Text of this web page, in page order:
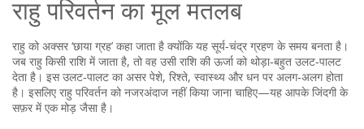
राहु परिवर्तन का मूल मतलब
राहु को अक्सर ‘छाया ग्रह’ कहा जाता है क्योंकि यह सूर्य‑चंद्र ग्रहण के समय बनता है।
जब राहु किसी राशि में जाता है, तो वह उसी राशि की ऊर्जा को थोड़ा‑बहुत उलट‑पालट
देता है। इस उलट‑पालट का असर पेशे, रिश्ते, स्वास्थ्य और धन पर अलग‑अलग होता
है। इसलिए राहु परिवर्तन को नजरअंदाज नहीं किया जाना चाहिए—यह आपके जिंदगी के
सफ़र में एक मोड़ जैसा है।